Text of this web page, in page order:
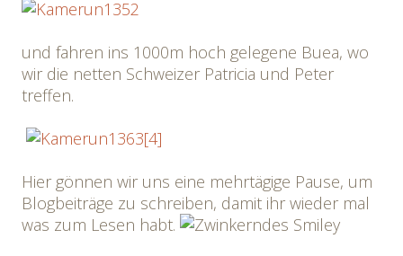
und fahren ins 1000m hoch gelegene Buea, wo
wir die netten Schweizer Patricia und Peter
treffen.
Hier gönnen wir uns eine mehrtägige Pause, um
Blogbeiträge zu schreiben, damit ihr wieder mal
was zum Lesen habt.